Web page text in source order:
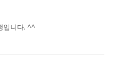
입니다. ^^